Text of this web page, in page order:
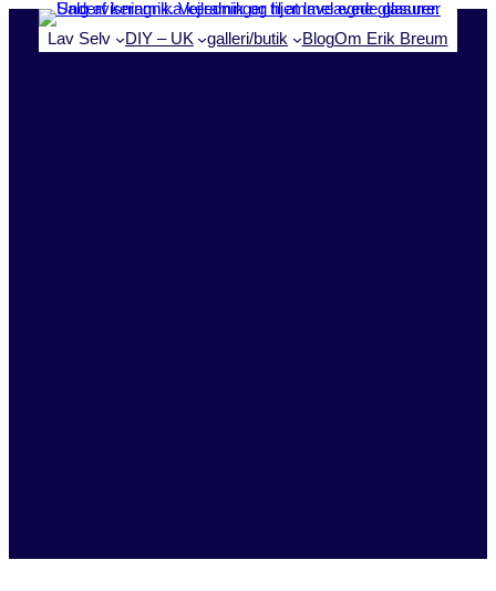
Spring
Lav Selv DIY – UK galleri/butik BlogOm Erik Breum